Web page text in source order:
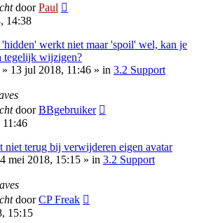
doorPaul
14:38
werkt niet maar 'spoil' wel, kan je
tegelijk wijzigen?
» 13 jul 2018, 11:46 » in 3.2 Support
doorBBgebruiker
niet terug bij verwijderen eigen avatar
mei 2018, 15:15 » in 3.2 Support
doorCP Freak
15:15